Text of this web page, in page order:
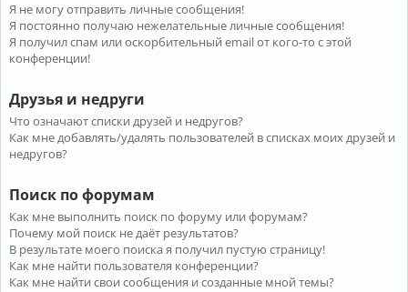
Я не могу отправить личные сообщения!
Я постоянно получаю нежелательные личные сообщения!
Я получил спам или оскорбительный email от кого-то с этой
конференции!
Друзья и недруги
Что означают списки друзей и недругов?
Как мне добавлять/удалять пользователей в списках моих друзей и
недругов?
Поиск по форумам
Как мне выполнить поиск по форуму или форумам?
Почему мой поиск не даёт результатов?
В результате моего поиска я получил пустую страницу!
Как мне найти пользователя конференции?
Как мне найти свои сообщения и созданные мной темы?